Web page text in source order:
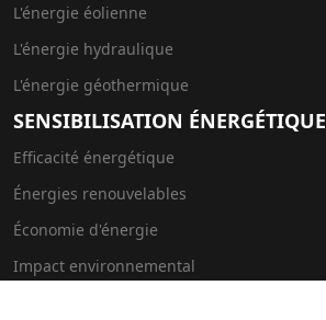
L'énergie éolienne
L'énergie hydraulique
L'énergie géothermique
SENSIBILISATION ÉNERGÉTIQUE
Efficacité énergétique
Énergies renouvelables
Économie d'énergie
Impact environnemental